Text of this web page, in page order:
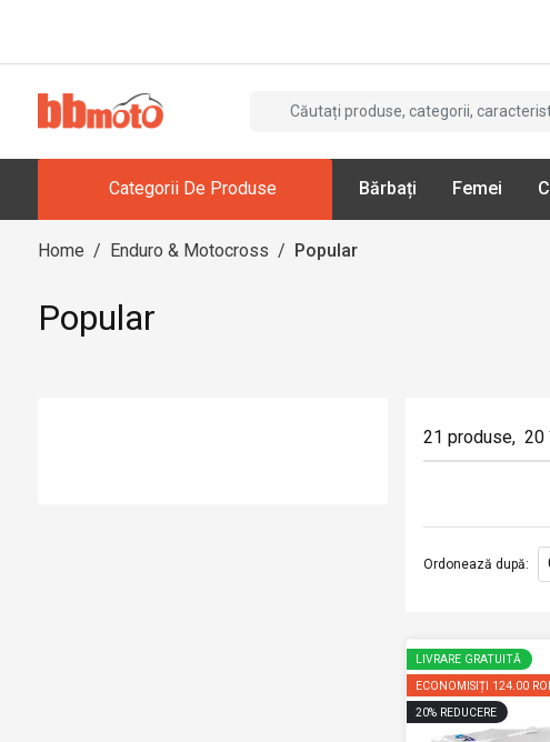
Categorii De Produse Bărbați Femei
Home / Enduro & Motocross / Popular
Popular
21 produse, 20
Ordonează după:
LIVRARE GRATUITĂ
ECONOMISIȚI 124.00
20% REDUCERE